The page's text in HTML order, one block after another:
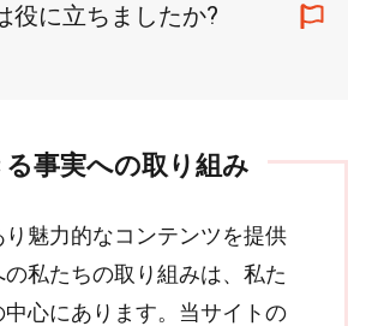
役に立ちましたか?
事実への取り組み
魅力的なコンテンツを提供
私たちの取り組みは、私た
中心にあります。当サイトの